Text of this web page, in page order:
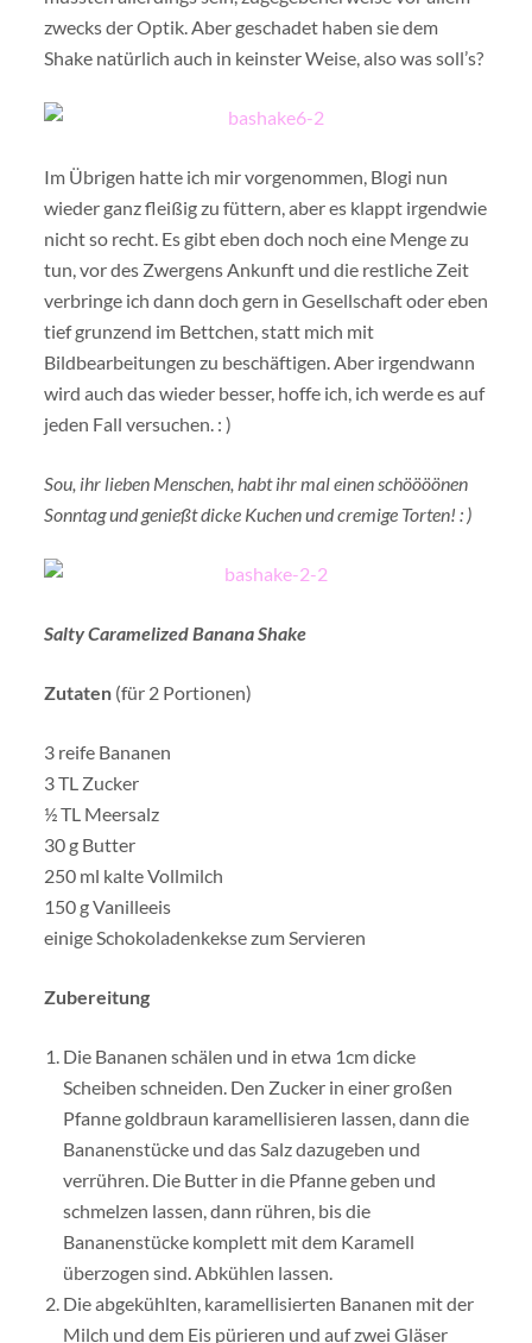
zwecks der Optik. Aber geschadet haben sie dem
Shake natürlich auch in keinster Weise, also was soll’s?
Im Übrigen hatte ich mir vorgenommen, Blogi nun
wieder ganz fleißig zu füttern, aber es klappt irgendwie
nicht so recht. Es gibt eben doch noch eine Menge zu
tun, vor des Zwergens Ankunft und die restliche Zeit
verbringe ich dann doch gern in Gesellschaft oder eben
tief grunzend im Bettchen, statt mich mit
Bildbearbeitungen zu beschäftigen. Aber irgendwann
wird auch das wieder besser, hoffe ich, ich werde es auf
jeden Fall versuchen. : )
Sou, ihr lieben Menschen, habt ihr mal einen schöööönen
Sonntag und genießt dicke Kuchen und cremige Torten! : )
Salty Caramelized Banana Shake
Zutaten (für 2 Portionen)
3 reife Bananen
3 TL Zucker
½ TL Meersalz
30 g Butter
250 ml kalte Vollmilch
150 g Vanilleeis
einige Schokoladenkekse zum Servieren
Zubereitung
Die Bananen schälen und in etwa 1cm dicke
Scheiben schneiden. Den Zucker in einer großen
Pfanne goldbraun karamellisieren lassen, dann die
Bananenstücke und das Salz dazugeben und
verrühren. Die Butter in die Pfanne geben und
schmelzen lassen, dann rühren, bis die
Bananenstücke komplett mit dem Karamell
überzogen sind. Abkühlen lassen.
Die abgekühlten, karamellisierten Bananen mit der
Milch und dem Eis pürieren und auf zwei Gläser